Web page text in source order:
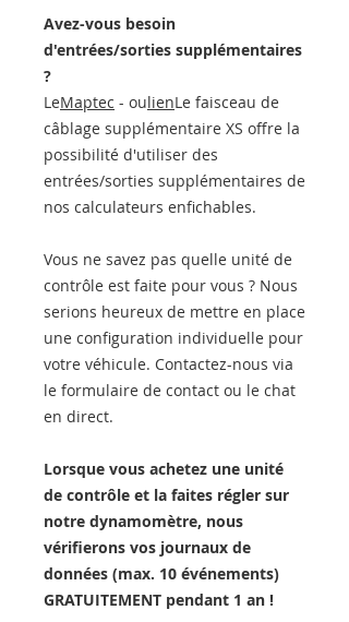
Avez-vous besoin
d'entrées/sorties supplémentaires
?
LeMaptec - oulienLe faisceau de
câblage supplémentaire XS offre la
possibilité d'utiliser des
entrées/sorties supplémentaires de
nos calculateurs enfichables.
Vous ne savez pas quelle unité de
contrôle est faite pour vous ? Nous
serions heureux de mettre en place
une configuration individuelle pour
votre véhicule. Contactez-nous via
le formulaire de contact ou le chat
en direct.
Lorsque vous achetez une unité
de contrôle et la faites régler sur
notre dynamomètre, nous
vérifierons vos journaux de
données (max. 10 événements)
GRATUITEMENT pendant 1 an !